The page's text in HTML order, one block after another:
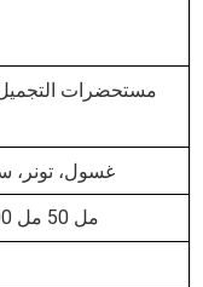
مستحضرات التجميل
غسول، تونر،
30 مل 50 مل 100 مل 120 مل 50 جم